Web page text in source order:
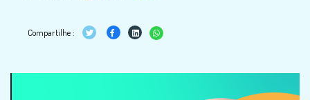
Compartilhe :